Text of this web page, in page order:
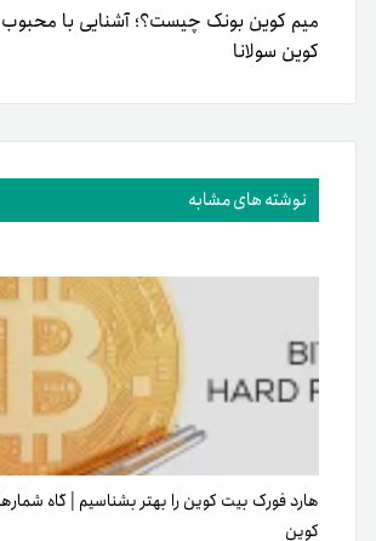
میم کوین بونک چیست؟؛ آشنایی با
کوین سولانا
نوشته های مشابه
هارد فورک‌ بیت کوین را بهتر‌ بشناسیم | گاه
کوین